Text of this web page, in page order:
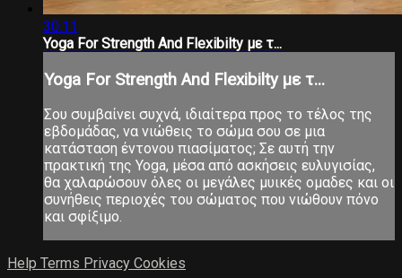
30:11
Yoga For Strength And Flexibilty με τ...
Yoga For Strength And Flexibilty με τ...
Σου συμβαίνει συχνά, ιδιαίτερα προς το τέλος της
εβδομάδας, να νιώθεις το σώμα σου σε μια
κατάσταση έντονου πιασίματος; Σε αυτή την
πρακτική της Yoga, μέσα από ασκήσεις ευλυγισίας,
θα χαλαρώσουν όλες οι μεγάλες μυικές ομαδες και οι
συνήθεις περιοχές του σώματος που νιώθουν πόνο
και σφίξιμο.
Help Terms Privacy Cookies